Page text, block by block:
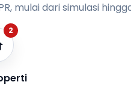
mulai dari simulasi
2